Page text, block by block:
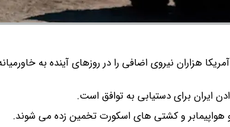
هزاران نیروی اضافی را در روزهای آینده به
ایران برای دستیابی به توافق است.